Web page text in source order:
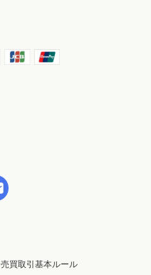
売買取引基本ルール